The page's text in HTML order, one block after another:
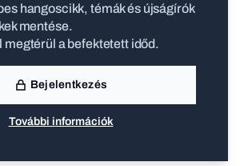
hangoscikk, témák és újságírók
mentése.
megtérül a befektetett időd.
Bejelentkezés
További információk